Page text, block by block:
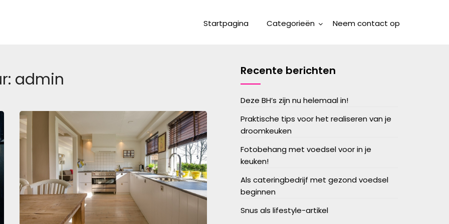
Startpagina Categorieën Neem contact op
admin Recente berichten
Deze BH’s zijn nu helemaal in!
Praktische tips voor het realiseren van je
droomkeuken
Fotobehang met voedsel voor in je
keuken!
Als cateringbedrijf met gezond voedsel
beginnen
Snus als lifestyle-artikel